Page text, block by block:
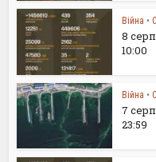
Війна •
8
10:00
Війна •
7
23:59